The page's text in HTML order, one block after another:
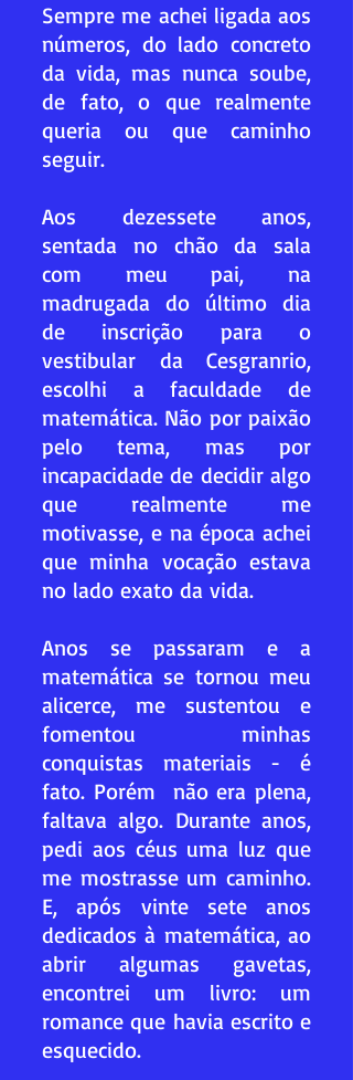
Sempre me achei ligada aos
números, do lado concreto
da vida, mas nunca soube,
de fato, o que realmente
queria ou que caminho
seguir.
Aos dezessete anos,
sentada no chão da sala
com meu pai, na
madrugada do último dia
de inscrição para o
vestibular da Cesgranrio,
escolhi a faculdade de
matemática. Não por paixão
pelo tema, mas por
incapacidade de decidir algo
que realmente me
motivasse, e na época achei
que minha vocação estava
no lado exato da vida.
Anos se passaram e a
matemática se tornou meu
alicerce, me sustentou e
fomentou minhas
conquistas materiais - é
fato. Porém não era plena,
faltava algo. Durante anos,
pedi aos céus uma luz que
me mostrasse um caminho.
E, após vinte sete anos
dedicados à matemática, ao
abrir algumas gavetas,
encontrei um livro: um
romance que havia escrito e
esquecido.